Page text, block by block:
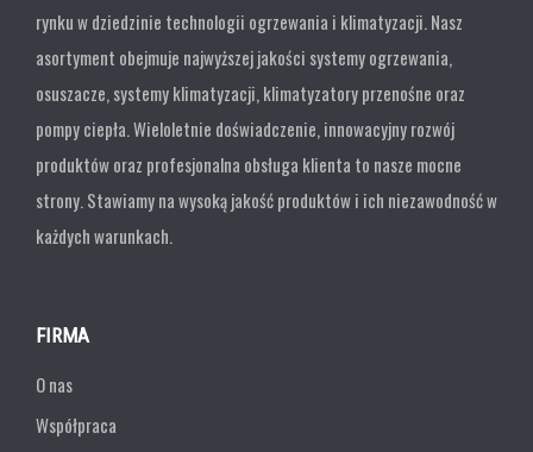
rynku w dziedzinie technologii ogrzewania i klimatyzacji. Nasz
asortyment obejmuje najwyższej jakości systemy ogrzewania,
osuszacze, systemy klimatyzacji, klimatyzatory przenośne oraz
pompy ciepła. Wieloletnie doświadczenie, innowacyjny rozwój
produktów oraz profesjonalna obsługa klienta to nasze mocne
strony. Stawiamy na wysoką jakość produktów i ich niezawodność w
każdych warunkach.
FIRMA
O nas
Współpraca